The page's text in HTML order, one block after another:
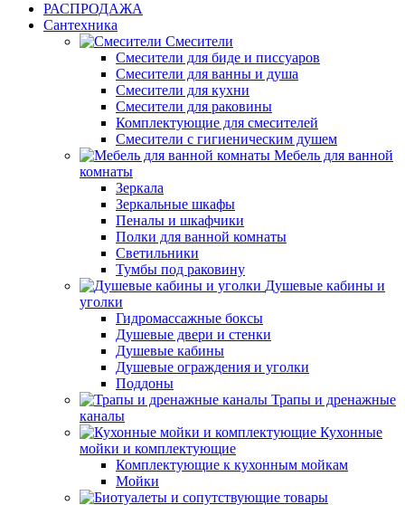
РАСПРОДАЖА
Сантехника
Смесители
Смесители для биде и писсуаров
Смесители для ванны и душа
Смесители для кухни
Смесители для раковины
Комплектующие для смесителей
Смесители с гигиеническим душем
Мебель для ванной
комнаты
Зеркала
Зеркальные шкафы
Пеналы и шкафчики
Полки для ванной комнаты
Светильники
Тумбы под раковину
Душевые кабины и
уголки
Гидромассажные боксы
Душевые двери и стенки
Душевые кабины
Душевые ограждения и уголки
Поддоны
Трапы и дренажные
каналы
Кухонные
мойки и комплектующие
Комплектующие к кухонным мойкам
Мойки